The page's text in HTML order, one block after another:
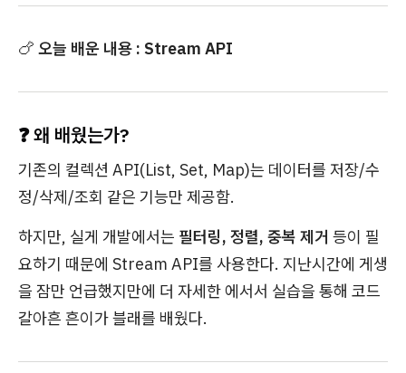
🍗 오늘 배운 내용 : Stream API
❓ 왜 배웠는가?
기존의 컬렉션 API(List, Set, Map)는 데이터를 저장/수
정/삭제/조회 같은 기능만 제공함.
하지만, 실게 개발에서는 필터링, 정렬, 중복 제거 등이 필
요하기 때문에 Stream API를 사용한다. 지난시간에 게생
을 잠만 언급했지만에 더 자세한 에서서 실습을 통해 코드
갈아흔 흔이가 블래를 배웠다.